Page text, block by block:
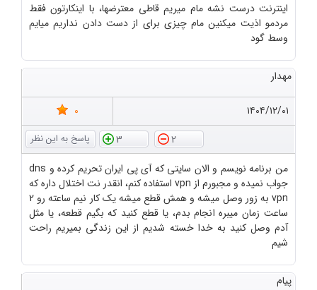
اینترنت درست نشه مام میریم قاطی معترضها، با اینکارتون فقط
مردمو اذیت میکنین مام چیزی برای از دست دادن نداریم میایم
وسط گود
مهدار
۱۴۰۴/۱۲/۰۱
0
2
3
من برنامه نویسم و الان سایتی که آی پی ایران تحریم کرده و dns
جواب نمیده و مجبورم از vpn استفاده کنم، انقدر نت اختلال داره که
vpn به زور وصل میشه و همش قطع میشه یک کار نیم ساعته رو 2
ساعت زمان میبره انجام بدم، یا قطع کنید که بگیم قطعه، یا مثل
آدم وصل کنید به خدا خسته شدیم از این زندگی بمیریم راحت
شیم
پیام